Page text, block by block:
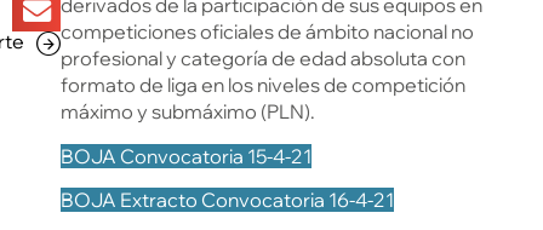
derivados de la participación de sus equipos en
competiciones oficiales de ámbito nacional no
profesional y categoría de edad absoluta con
formato de liga en los niveles de competición
máximo y submáximo (PLN).
BOJA Convocatoria 15-4-21
BOJA Extracto Convocatoria 16-4-21